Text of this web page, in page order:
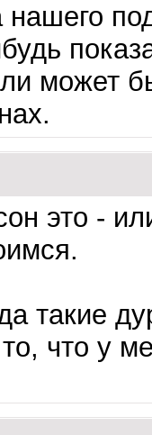
может
это -
такие
что у